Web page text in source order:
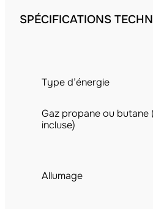
SPÉCIFICATIONS
Type d’énergie
Gaz propane ou butane
incluse)
Allumage